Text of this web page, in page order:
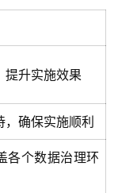
提升实施效果
确保实施顺利
各个数据治理环